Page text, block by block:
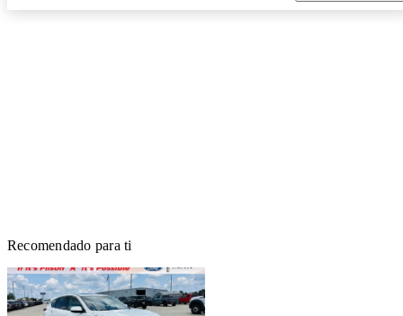
Recomendado para ti